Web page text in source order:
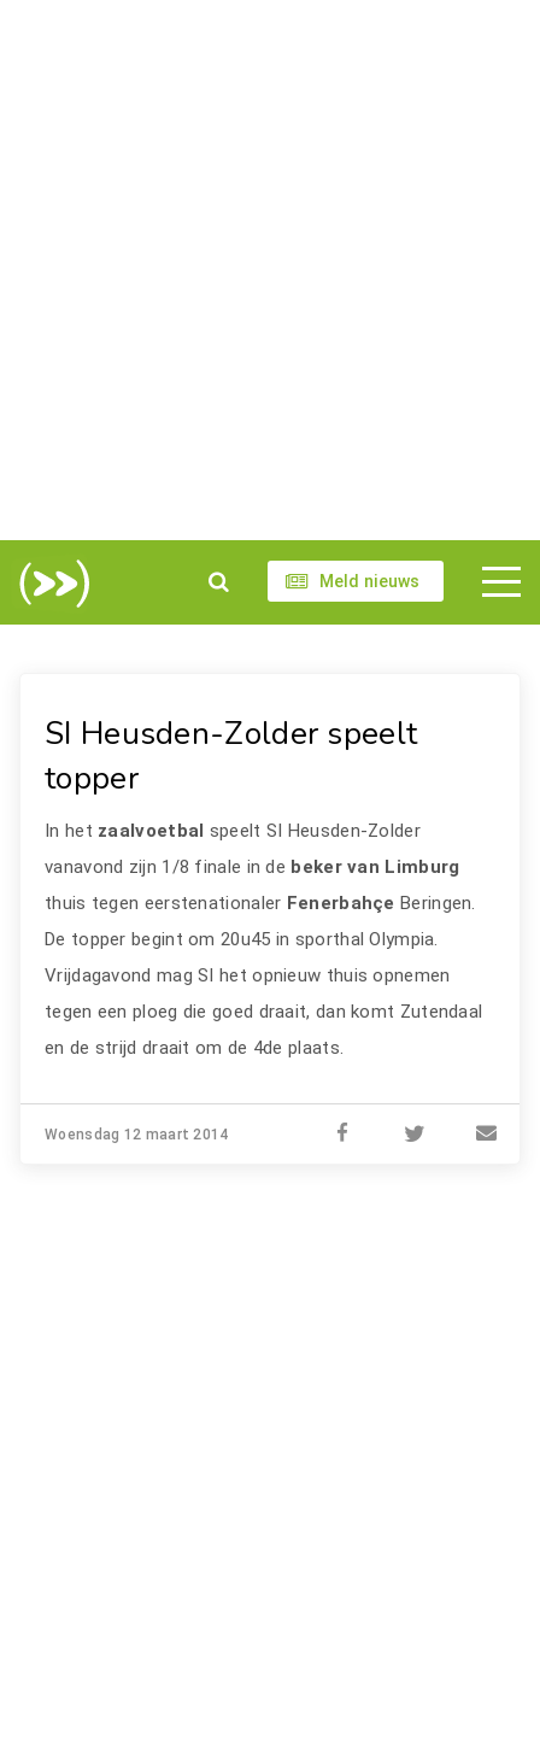
Meld nieuws
SI Heusden-Zolder speelt
topper
In het zaalvoetbal speelt SI Heusden-Zolder
vanavond zijn 1/8 finale in de beker van Limburg
thuis tegen eerstenationaler FenerbahçeBeringen.
De topper begint om 20u45 in sporthal Olympia.
Vrijdagavond mag SI het opnieuw thuis opnemen
tegen een ploeg die goed draait, dan komt Zutendaal
en de strijd draait om de 4de plaats.
Woensdag 12 maart 2014